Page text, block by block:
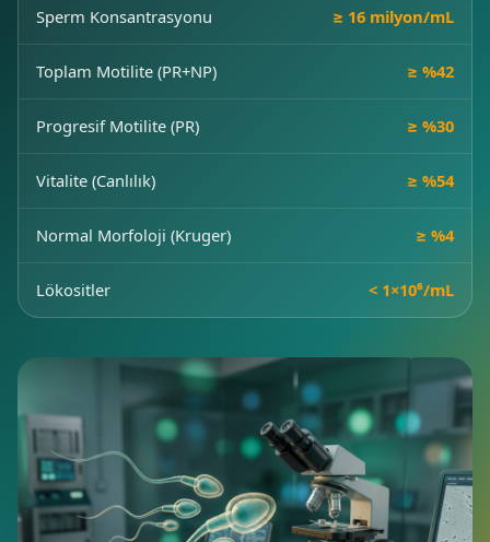
Sperm Konsantrasyonu ≥ 16 milyon/mL
Toplam Motilite (PR+NP) ≥ %42
Progresif Motilite (PR) ≥ %30
Vitalite (Canlılık) ≥ %54
Normal Morfoloji (Kruger) ≥ %4
Lökositler < 1×10⁶/mL